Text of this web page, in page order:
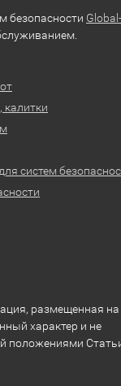
безопасности Global-
калитки
систем
размещенная на
характер и не
положениями